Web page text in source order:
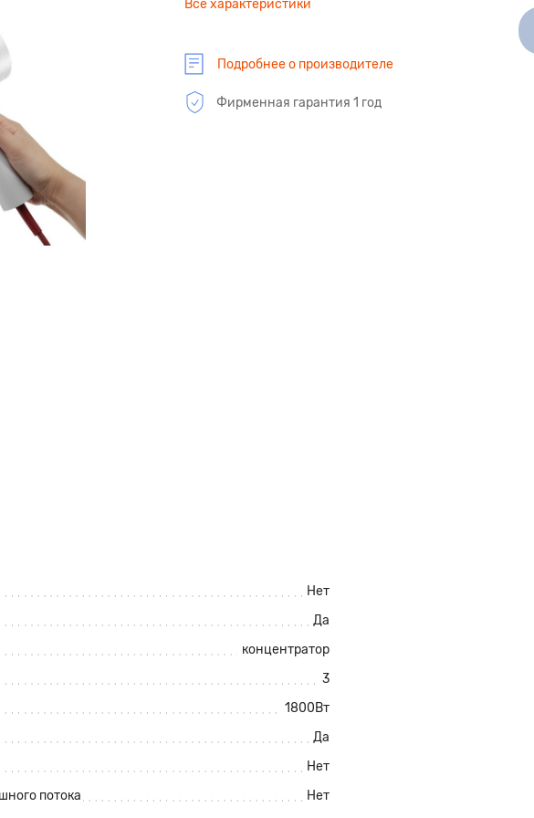
Все характеристики
Подробнее о производителе
Фирменная гарантия 1 год
Нет
Да
концентратор
3
1800Вт
Да
Нет
потока
Нет